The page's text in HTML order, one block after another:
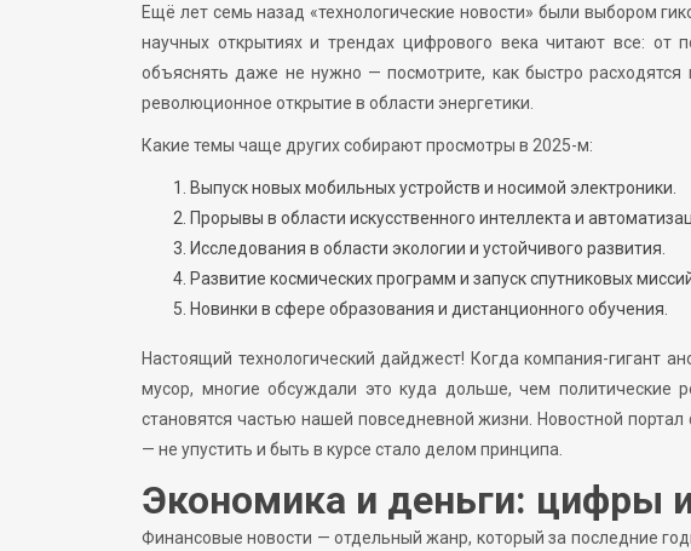
Ещё лет семь назад «технологические новости» были выбором
научных открытиях и трендах цифрового века читают все: от
объяснять даже не нужно — посмотрите, как быстро
революционное открытие в области энергетики.
Какие темы чаще других собирают просмотры в 2025-м:
Выпуск новых мобильных устройств и носимой электроники.
Прорывы в области искусственного интеллекта и
Исследования в области экологии и устойчивого развития.
Развитие космических программ и запуск спутниковых
Новинки в сфере образования и дистанционного обучения.
Настоящий технологический дайджест! Когда компания-гигант
мусор, многие обсуждали это куда дольше, чем
становятся частью нашей повседневной жизни. Новостной
— не упустить и быть в курсе стало делом принципа.
Экономика и деньги: цифры
Финансовые новости — отдельный жанр, который за последние